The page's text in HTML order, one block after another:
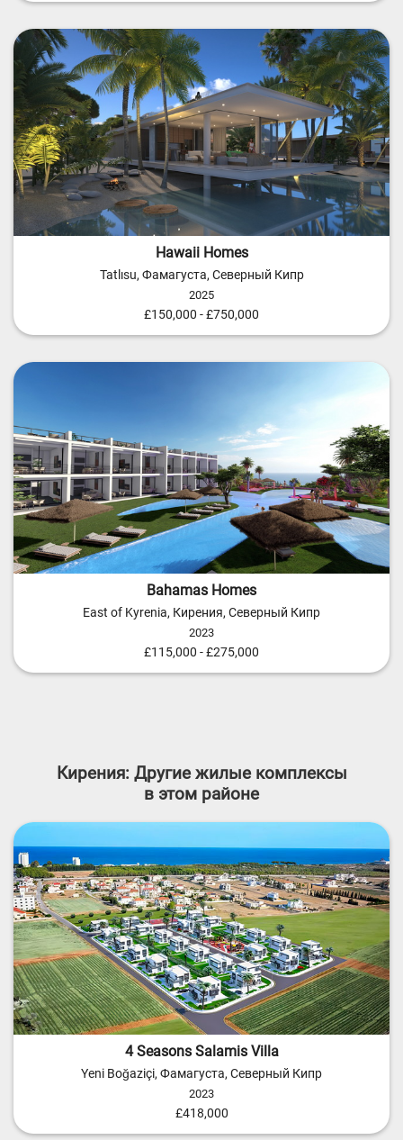
Hawaii Homes
Tatlısu, Фамагуста, Северный Кипр
2025
£150,000 - £750,000
Bahamas Homes
East of Kyrenia, Кирения, Северный Кипр
2023
£115,000 - £275,000
Кирения: Другие жилые комплексы
в этом районе
4 Seasons Salamis Villa
Yeni Boğaziçi, Фамагуста, Северный Кипр
2023
£418,000